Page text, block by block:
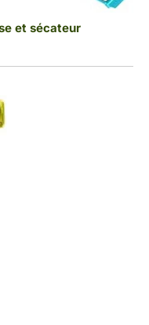
et sécateur